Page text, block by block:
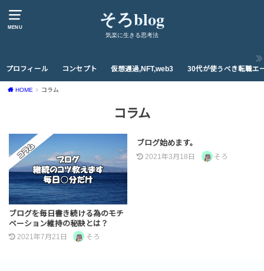
MENU そろblog
気楽に生きる思考法
プロフィール コンセプト 仮想通過,NFT,web3 30代が使うべき転職エ
HOME コラム
コラム
ブログを毎日書き続ける為のモチ
ベーション維持の秘訣とは？
2021年7月21日 そろ
ブログ始めます。
2021年3月18日 そろ